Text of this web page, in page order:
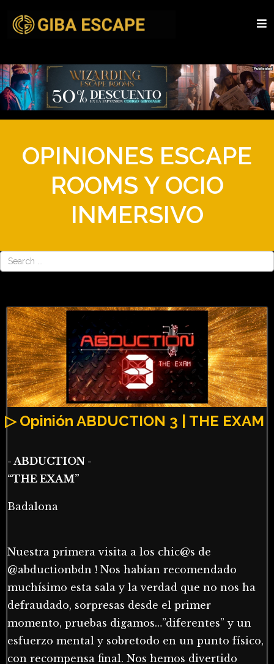
OPINIONES ESCAPE
ROOMS Y OCIO
INMERSIVO
▷ Opinión ABDUCTION 3 | THE EXAM
- ABDUCTION -
“THE EXAM”
Badalona
Nuestra primera visita a los chic@s de
@abductionbdn ! Nos habían recomendado
muchísimo esta sala y la verdad que no nos ha
defraudado, sorpresas desde el primer
momento, pruebas digamos…”diferentes” y un
esfuerzo mental y sobretodo en un punto físico,
con recompensa final. Nos hemos divertido